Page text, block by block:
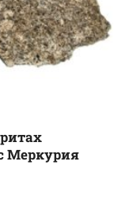
Меркурия